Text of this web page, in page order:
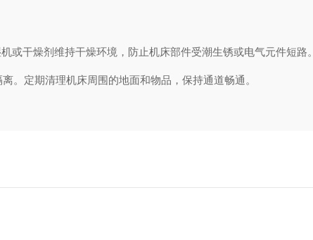
干燥剂维持干燥环境，防止机床部件受潮生锈或电气元件短路。
定期清理机床周围的地面和物品，保持通道畅通。